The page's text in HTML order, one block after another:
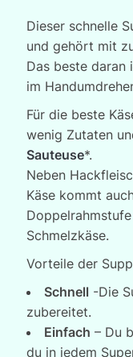
Dieser schnelle
und gehört mit
Das beste daran
im
Für die beste
wenig Zutaten
Sauteuse*.
Neben
Käse kommt
Schmelzkäse.
Vorteile der
Schnell -Die
zubereitet.
Einfach – Du
du in jedem